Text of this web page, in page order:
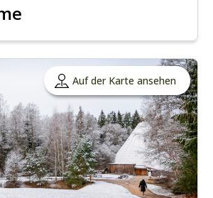
Auf der Karte ansehen